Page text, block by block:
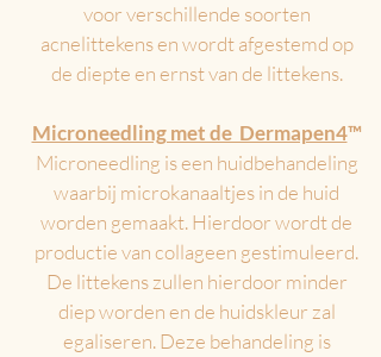
voor verschillende soorten
acnelittekens en wordt afgestemd op
de diepte en ernst van de littekens.
Microneedling met de Dermapen4™
Microneedling is een huidbehandeling
waarbij microkanaaltjes in de huid
worden gemaakt. Hierdoor wordt de
productie van collageen gestimuleerd.
De littekens zullen hierdoor minder
diep worden en de huidskleur zal
egaliseren.Deze behandeling is